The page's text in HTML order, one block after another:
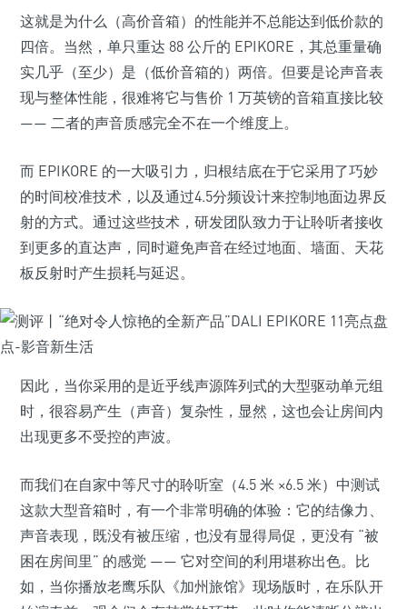
这就是为什么（高价音箱）的性能并不总能达到低价款的
四倍。当然，单只重达 88 公斤的 EPIKORE，其总重量确
实几乎（至少）是（低价音箱的）两倍。但要是论声音表
现与整体性能，很难将它与售价 1 万英镑的音箱直接比较
—— 二者的声音质感完全不在一个维度上。
而 EPIKORE 的一大吸引力，归根结底在于它采用了巧妙
的时间校准技术，以及通过4.5分频设计来控制地面边界反
射的方式。通过这些技术，研发团队致力于让聆听者接收
到更多的直达声，同时避免声音在经过地面、墙面、天花
板反射时产生损耗与延迟。
因此，当你采用的是近乎线声源阵列式的大型驱动单元组
时，很容易产生（声音）复杂性，显然，这也会让房间内
出现更多不受控的声波。
而我们在自家中等尺寸的聆听室（4.5 米 ×6.5 米）中测试
这款大型音箱时，有一个非常明确的体验：它的结像力、
声音表现，既没有被压缩，也没有显得局促，更没有 “被
困在房间里” 的感觉 —— 它对空间的利用堪称出色。比
如，当你播放老鹰乐队《加州旅馆》现场版时，在乐队开